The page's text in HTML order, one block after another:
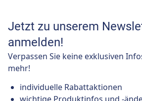
Jetzt zu unserem
anmelden!
Verpassen Sie keine exklusiven
mehr!
individuelle Rabattaktionen